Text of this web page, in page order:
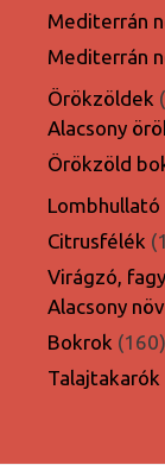
Mediterrán
Mediterrán
Örökzöldek
Alacsony
Örökzöld
Citrusfélék
Virágzó,
Alacsony
Bokrok 160
Talajtakarók